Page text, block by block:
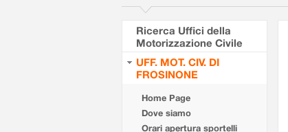
Ricerca Uffici della
Motorizzazione Civile
UFF. MOT. CIV. DI
FROSINONE
Home Page
Dove siamo
Orari apertura sportelli